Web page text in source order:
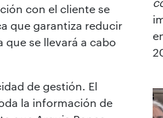
con el cliente se
que garantiza reducir
se llevará a cabo
de gestión. El
la información de